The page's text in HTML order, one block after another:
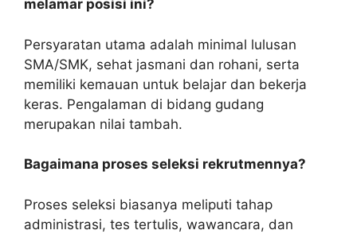
melamar posisi ini?
Persyaratan utama adalah minimal lulusan
SMA/SMK, sehat jasmani dan rohani, serta
memiliki kemauan untuk belajar dan bekerja
keras. Pengalaman di bidang gudang
merupakan nilai tambah.
Bagaimana proses seleksi rekrutmennya?
Proses seleksi biasanya meliputi tahap
administrasi, tes tertulis, wawancara, dan